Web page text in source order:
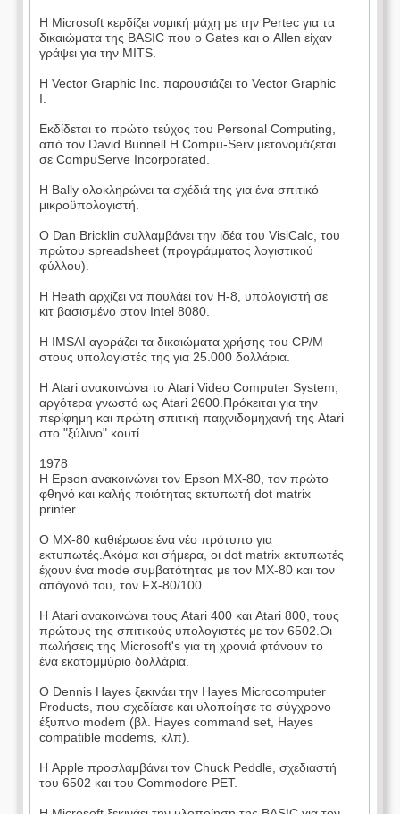
Η Microsoft κερδίζει νομική μάχη με την Pertec για τα
δικαιώματα της BASIC που ο Gates και ο Allen είχαν
γράψει για την MITS.
Η Vector Graphic Inc. παρουσιάζει το Vector Graphic
I.
Εκδίδεται το πρώτο τεύχος του Personal Computing,
από τον David Bunnell.Η Compu-Serv μετονομάζεται
σε CompuServe Incorporated.
Η Bally ολοκληρώνει τα σχέδιά της για ένα σπιτικό
μικροϋπολογιστή.
Ο Dan Bricklin συλλαμβάνει την ιδέα του VisiCalc, του
πρώτου spreadsheet (προγράμματος λογιστικού
φύλλου).
Η Heath αρχίζει να πουλάει τον H-8, υπολογιστή σε
κιτ βασισμένο στον Intel 8080.
Η IMSAI αγοράζει τα δικαιώματα χρήσης του CP/M
στους υπολογιστές της για 25.000 δολλάρια.
Η Atari ανακοινώνει το Atari Video Computer System,
αργότερα γνωστό ως Atari 2600.Πρόκειται για την
περίφημη και πρώτη σπιτική παιχνιδομηχανή της Atari
στο "ξύλινο" κουτί.
1978
Η Epson ανακοινώνει τον Epson MX-80, τον πρώτο
φθηνό και καλής ποιότητας εκτυπωτή dot matrix
printer.
Ο MX-80 καθιέρωσε ένα νέο πρότυπο για
εκτυπωτές.Ακόμα και σήμερα, οι dot matrix εκτυπωτές
έχουν ένα mode συμβατότητας με τον MX-80 και τον
απόγονό του, τον FX-80/100.
Η Atari ανακοινώνει τους Atari 400 και Atari 800, τους
πρώτους της σπιτικούς υπολογιστές με τον 6502.Οι
πωλήσεις της Microsoft's για τη χρονιά φτάνουν το
ένα εκατομμύριο δολλάρια.
Ο Dennis Hayes ξεκινάει την Hayes Microcomputer
Products, που σχεδίασε και υλοποίησε το σύγχρονο
έξυπνο modem (βλ. Hayes command set, Hayes
compatible modems, κλπ).
Η Apple προσλαμβάνει τον Chuck Peddle, σχεδιαστή
του 6502 και του Commodore PET.